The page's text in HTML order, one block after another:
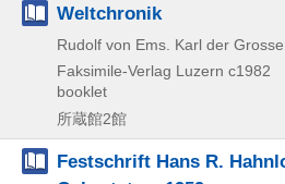
Weltchronik
Rudolf von Ems. Karl der
Faksimile-Verlag Luzern c1982
booklet
所蔵館2館
Festschrift Hans R.